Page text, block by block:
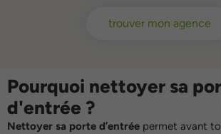
trouver mon agence
Pourquoi nettoyer sa
d'entrée ?
Nettoyer sa porte d’entrée permet avant